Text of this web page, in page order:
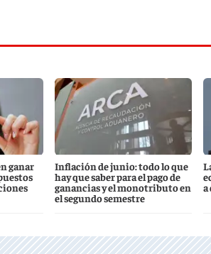
ganar
Inflación de junio: todo lo que
hay que saber para el pago de
ganancias y el monotributo en
el segundo semestre
a